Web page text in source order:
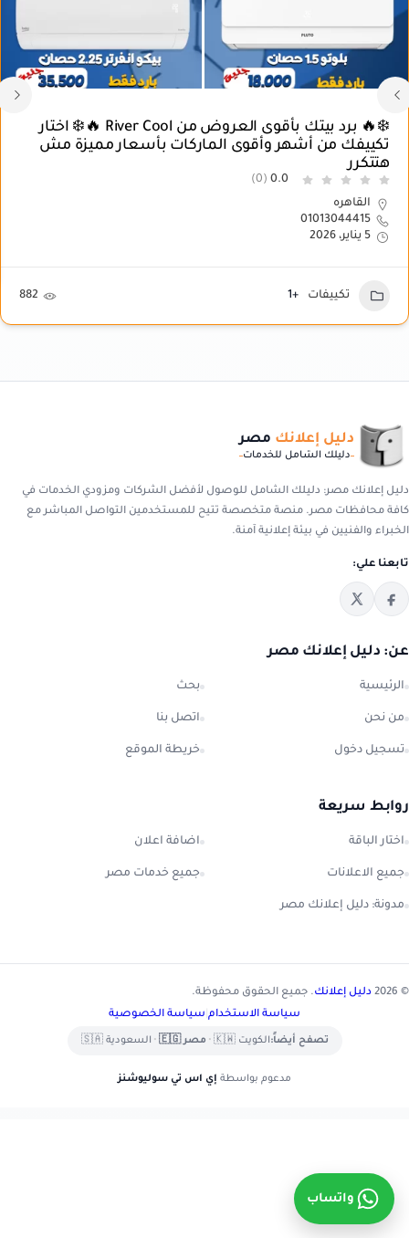
❄️🔥 برد بيتك بأقوى العروض من River Cool 🔥❄️ اختار
تكييفك من أشهر وأقوى الماركات بأسعار مميزة مش
هتتكرر
0.0
(0)
القاهره
01013044415
5 يناير، 2026
تكييفات +1
882
واتساب
دليل إعلانكمصر
دليلك الشامل للخدمات
إعلانك مصر: دليلك الشامل للوصول لأفضل الشركات ومزودي الخدمات في
محافظات مصر. منصة متخصصة تتيح للمستخدمين التواصل المباشر مع
والفنيين في بيئة إعلانية آمنة.
علي:
دليل إعلانك مصر
بحث
نحن اتصل بنا
دخول خريطة الموقع
سريعة
الباقة اضافة اعلان
الاعلانات جميع خدمات مصر
دليل إعلانك مصر
دليل إعلانك. جميع الحقوق محفوظة.
سياسة الاستخدام|سياسة الخصوصية
تصفح أيضاً:الكويت 🇰🇼 •مصر 🇪🇬 •السعودية 🇸🇦
مدعوم بواسطةإي اس تي سوليوشنز